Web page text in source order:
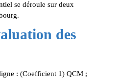
se déroule sur deux
des
: (Coefficient 1) QCM ;